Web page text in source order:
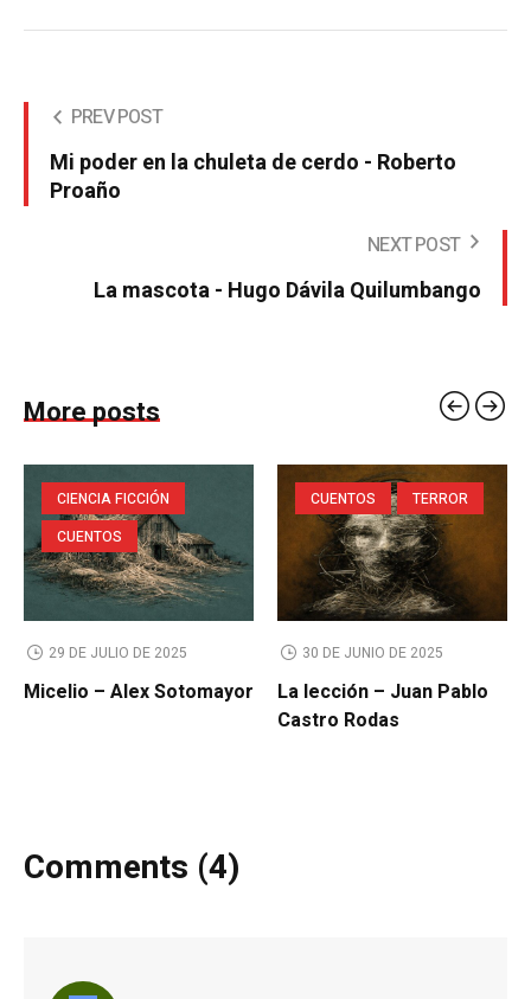
PREV POST
Mi poder en la chuleta de cerdo - Roberto
Proaño
NEXT POST
La mascota - Hugo Dávila Quilumbango
More posts
CIENCIA FICCIÓN
CUENTOS
29 DE JULIO DE 2025
Micelio – Alex Sotomayor
CUENTOS TERROR
30 DE JUNIO DE 2025
La lección – Juan Pablo
Castro Rodas
Comments (4)